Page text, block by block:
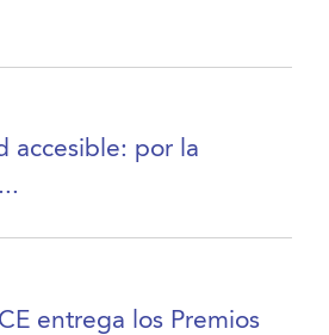
accesible: por la
entrega los Premios